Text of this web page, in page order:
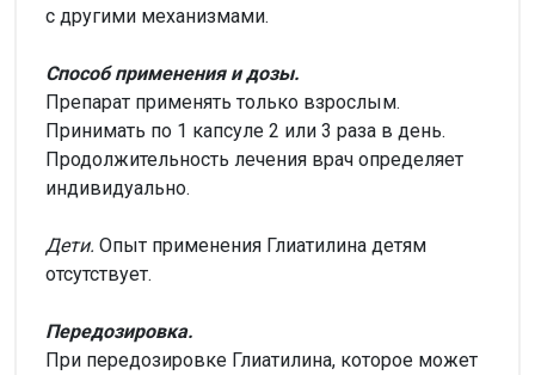
с другими механизмами.
Способ применения и дозы.
Препарат применять только взрослым.
Принимать по 1 капсуле 2 или 3 раза в день.
Продолжительность лечения врач определяет
индивидуально.
Дети. Опыт применения Глиатилина детям
отсутствует.
Передозировка.
При передозировке Глиатилина, которое может